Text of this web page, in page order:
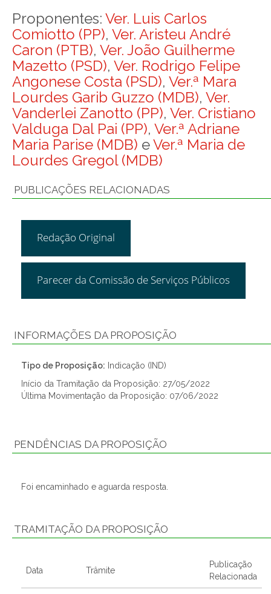
Proponentes: Ver. Luis Carlos
Comiotto (PP), Ver. Aristeu André
Caron (PTB), Ver. João Guilherme
Mazetto (PSD), Ver. Rodrigo Felipe
Angonese Costa (PSD), Ver.ª Mara
Lourdes Garib Guzzo (MDB), Ver.
Vanderlei Zanotto (PP), Ver. Cristiano
Valduga Dal Pai (PP), Ver.ª Adriane
Maria Parise (MDB) eVer.ª Maria de
Lourdes Gregol (MDB)
PUBLICAÇÕES RELACIONADAS
Redação Original
Parecer da Comissão de Serviços Públicos
INFORMAÇÕES DA PROPOSIÇÃO
Tipo de Proposição: Indicação (IND)
Início da Tramitação da Proposição: 27/05/2022
Última Movimentação da Proposição: 07/06/2022
PENDÊNCIAS DA PROPOSIÇÃO
Foi encaminhado e aguarda resposta.
TRAMITAÇÃO DA PROPOSIÇÃO
Data Trâmite
Publicação
Relacionada